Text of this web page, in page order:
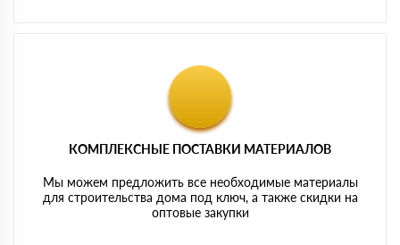
КОМПЛЕКСНЫЕ ПОСТАВКИ МАТЕРИАЛОВ
Мы можем предложить все необходимые материалы
для строительства дома под ключ, а также скидки на
оптовые закупки